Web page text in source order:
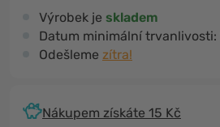
Výrobek je skladem
Datum minimální trvanlivosti:
Odešleme zítra!
Nákupem získáte 15 Kč